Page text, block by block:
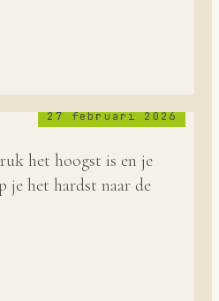
27 februari 2026
het hoogst is en je
je het hardst naar de